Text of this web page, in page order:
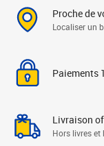
Proche de
Localiser un
Paiements
Livraison
Hors livres